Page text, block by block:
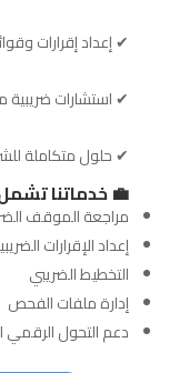
✔ إعداد إقرارات
✔ استشارات ضريبية
✔ حلول متكاملة
💼 خدماتنا
مراجعة الموقف
إعداد الإقرارات
التخطيط الضريبي
إدارة ملفات الفحص
دعم التحول الرقمي